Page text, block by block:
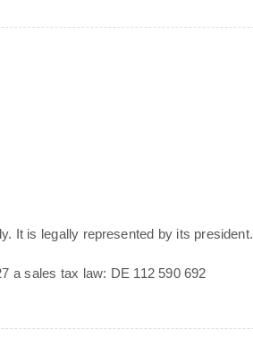
It is legally represented by its president.
a sales tax law: DE 112 590 692